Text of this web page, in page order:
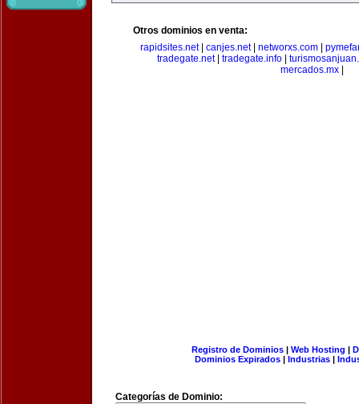
Otros dominios en venta:
rapidsites.net| canjes.net| networxs.com|
tradegate.net| tradegate.info
mercados.mx|
Registro de Dominios| Web Hosting |
Dominios Expirados | Industrias |
Categorías de Dominio: